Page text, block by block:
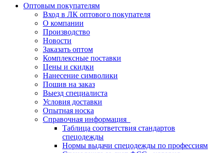
Оптовым покупателям
Вход в ЛК оптового покупателя
О компании
Производство
Новости
Заказать оптом
Комплексные поставки
Цены и скидки
Нанесение символики
Пошив на заказ
Выезд специалиста
Условия доставки
Опытная носка
Справочная информация
Таблица соответствия стандартов
спецодежды
Нормы выдачи спецодежды по профессиям